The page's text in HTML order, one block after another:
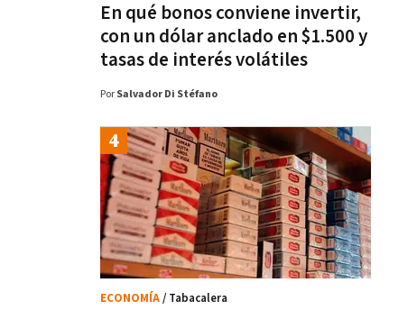
En qué bonos conviene invertir,
con un dólar anclado en $1.500 y
tasas de interés volátiles
Por Salvador Di Stéfano
ECONOMÍA/ Tabacalera